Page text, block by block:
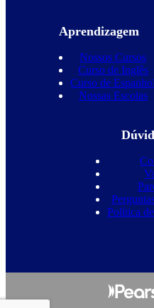
Aprendizagem
Nossos Cursos
Curso de Inglês
Curso de Espanhol
Nossas Escolas
Política